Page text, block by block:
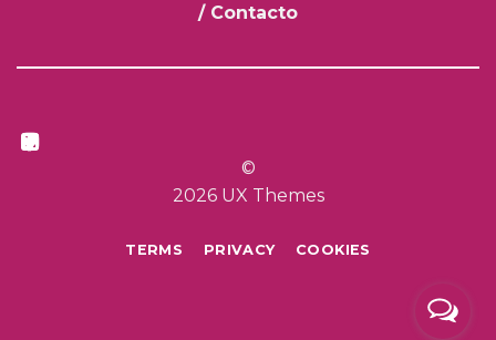
/ Contacto
©
2026 UX Themes
TERMS PRIVACY COOKIES